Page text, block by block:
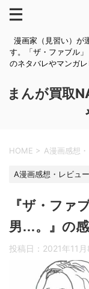
漫画家（見習い）が
す。「ザ・ファブル
のネタバレやマンガ
まんが買取
HOME > A漫画感想
A漫画感想・レビュ
『ザ・ファ
男…。』の
投稿日： 2021年11月